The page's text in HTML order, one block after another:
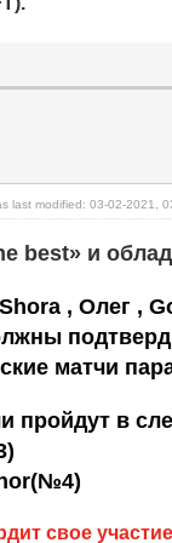
last modified: 03-02-2021,
best» и
, Олег ,
матчи
пройдут в
свое